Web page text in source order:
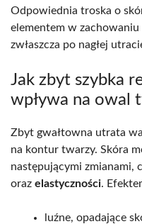
Odpowiednia troska o
elementem w zachowaniu
zwłaszcza po nagłej
Jak zbyt szybka
wpływa na owal
Zbyt gwałtowna utrata
na kontur twarzy. Skóra
następującymi zmianami,
oraz elastyczności.
luźne, opadające